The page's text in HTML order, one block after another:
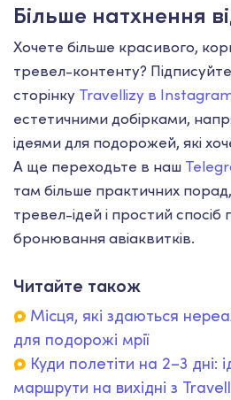
Більше натхнення
Хочете більше красивого,
тревел-контенту?
сторінку Travellizy в
естетичними добірками,
ідеями для подорожей, які
А ще переходьте в наш
там більше практичних
тревел-ідей і простий спосіб
бронювання авіаквитків.
Читайте також
Місця, які здаються
для подорожі мрії
Куди полетіти на 2–3 дні:
маршрути на вихідні з